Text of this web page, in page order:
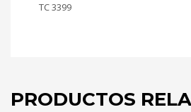
TC 3399
PRODUCTOS